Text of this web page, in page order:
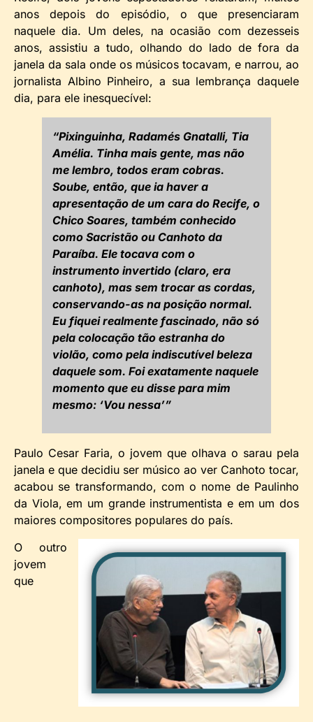
anos depois do episódio, o que presenciaram
naquele dia. Um deles, na ocasião com dezesseis
anos, assistiu a tudo, olhando do lado de fora da
janela da sala onde os músicos tocavam, e narrou, ao
jornalista Albino Pinheiro, a sua lembrança daquele
dia, para ele inesquecível:
“Pixinguinha, Radamés Gnatalli, Tia
Amélia. Tinha mais gente, mas não
me lembro, todos eram cobras.
Soube, então, que ia haver a
apresentação de um cara do Recife, o
Chico Soares, também conhecido
como Sacristão ou Canhoto da
Paraíba. Ele tocava com o
instrumento invertido (claro, era
canhoto), mas sem trocar as cordas,
conservando-as na posição normal.
Eu fiquei realmente fascinado, não só
pela colocação tão estranha do
violão, como pela indiscutível beleza
daquele som. Foi exatamente naquele
momento que eu disse para mim
mesmo: ‘Vou nessa’”
Paulo Cesar Faria, o jovem que olhava o sarau pela
janela e que decidiu ser músico ao ver Canhoto tocar,
acabou se transformando, com o nome de Paulinho
da Viola, em um grande instrumentista e em um dos
maiores compositores populares do país.
O outro
jovem
que